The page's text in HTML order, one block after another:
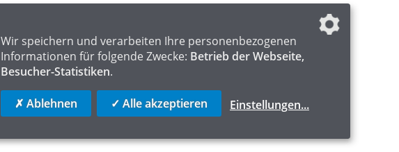
IMPRESSUM FAQ
HOME OF LOGISTICS
Wir speichern und verarbeiten Ihre personenbezogenen
Informationen für folgende Zwecke: Betrieb der Webseite,
Besucher-Statistiken.
✗ Ablehnen ✓ Alle akzeptieren Einstellungen...